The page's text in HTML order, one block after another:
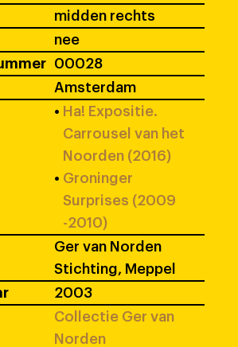
midden rechts
nee
00028
Amsterdam
• Ha! Expositie.
Carrousel van het
Noorden (2016)
• Groninger
Surprises (2009
-2010)
Ger van Norden
Stichting, Meppel
2003
Collectie Ger van
Norden